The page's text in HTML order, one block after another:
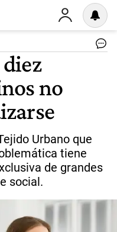
no
Urbano que
tiene
de grandes
social.